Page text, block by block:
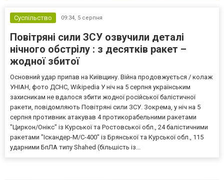
Суспільство 09:34, 5 серпня
Повітряні сили ЗСУ озвучили деталі
нічного обстрілу : з десятків ракет –
жодної збитої
Основний удар припав на Київщину. Війна продовжується / колаж
УНІАН, фото ДСНС, Wikipedia У ніч на 5 серпня українським
захисникам не вдалося збити жодної російської балістичної
ракети, повідомляють Повітряні сили ЗСУ. Зокрема, у ніч на 5
серпня противник атакував 4 протикорабельними ракетами
"Циркон/Онікс" із Курської та Ростовської обл., 24 балістичними
ракетами "Іскандер-М/С-400" із Брянської та Курської обл., 115
ударними БпЛА типу Shahed (більшість із...